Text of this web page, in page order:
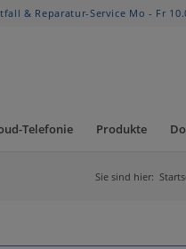
& Reparatur-Service Mo - Fr
Telefonie Produkte
Sie sind hier: